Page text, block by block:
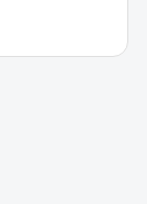
中途入社